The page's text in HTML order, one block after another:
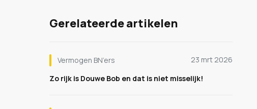
Gerelateerde artikelen
Vermogen BN’ers
23 mrt 2026
Zo rijk is Douwe Bob en dat is niet misselijk!